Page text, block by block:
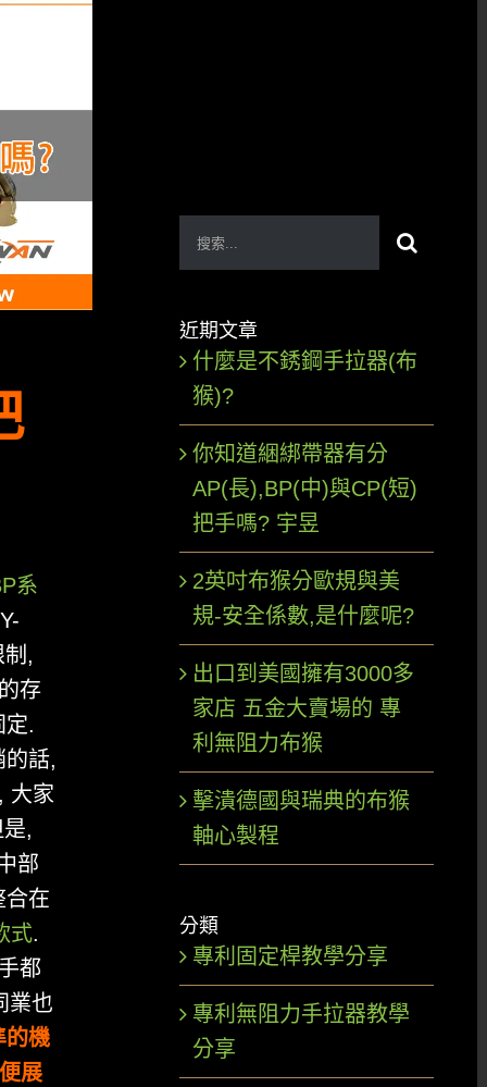
系
,
存
定.
的話,
大家
,
部
合在
式.
都
業也
的機
展
搜
索
果：
近期文章
什麼是不銹鋼手拉器(布
猴)?
你知道綑綁帶器有分
AP(長),BP(中)與CP(短)
把手嗎? 宇昱
2英吋布猴分歐規與美
規-安全係數,是什麼呢?
出口到美國擁有3000多
家店 五金大賣場的 專
利無阻力布猴
擊潰德國與瑞典的布猴
軸心製程
分類
專利固定桿教學分享
專利無阻力手拉器教學
分享